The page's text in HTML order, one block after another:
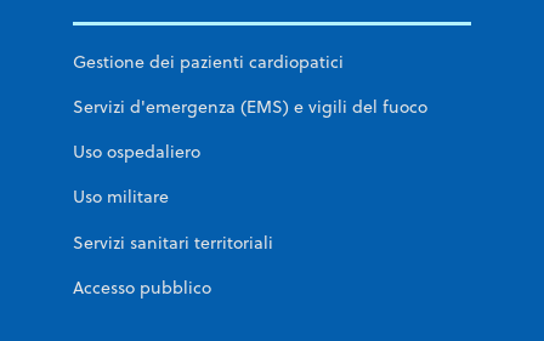
Gestione dei pazienti cardiopatici
Servizi d'emergenza (EMS) e vigili del fuoco
Uso ospedaliero
Uso militare
Servizi sanitari territoriali
Accesso pubblico